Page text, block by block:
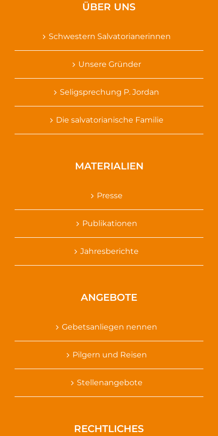
ÜBER UNS
Schwestern Salvatorianerinnen
Unsere Gründer
Seligsprechung P. Jordan
Die salvatorianische Familie
MATERIALIEN
Presse
Publikationen
Jahresberichte
ANGEBOTE
Gebetsanliegen nennen
Pilgern und Reisen
Stellenangebote
RECHTLICHES